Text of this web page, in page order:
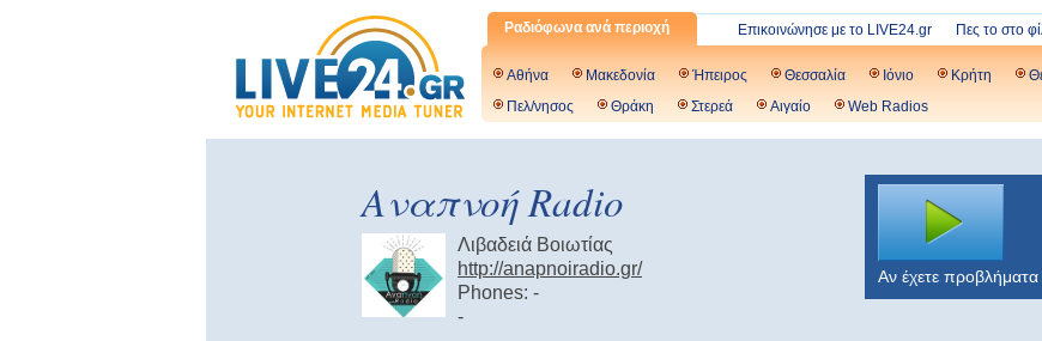
Ραδιόφωνα ανά περιοχή Πες το στο
Επικοινώνησε με το LIVE24.gr
Αθήνα Μακεδονία Ήπειρος Θεσσαλία Ιόνιο Κρήτη
Πελ/νησος
Θράκη Στερεά Αιγαίο Web Radios
Αναπνοή Radio
Λιβαδειά Βοιωτίας
http://anapnoiradio.gr/
Phones: -
-
Αν έχετε